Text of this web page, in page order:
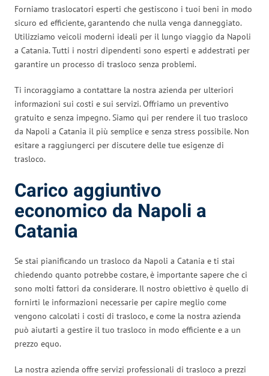
Forniamo traslocatori esperti che gestiscono i tuoi beni in modo
sicuro ed efficiente, garantendo che nulla venga danneggiato.
Utilizziamo veicoli moderni ideali per il lungo viaggio da Napoli
a Catania. Tutti i nostri dipendenti sono esperti e addestrati per
garantire un processo di trasloco senza problemi.
Ti incoraggiamo a contattare la nostra azienda per ulteriori
informazioni sui costi e sui servizi. Offriamo un preventivo
gratuito e senza impegno. Siamo qui per rendere il tuo trasloco
da Napoli a Catania il più semplice e senza stress possibile. Non
esitare a raggiungerci per discutere delle tue esigenze di
trasloco.
Carico aggiuntivo
economico da Napoli a
Catania
Se stai pianificando un trasloco da Napoli a Catania e ti stai
chiedendo quanto potrebbe costare, è importante sapere che ci
sono molti fattori da considerare. Il nostro obiettivo è quello di
fornirti le informazioni necessarie per capire meglio come
vengono calcolati i costi di trasloco, e come la nostra azienda
può aiutarti a gestire il tuo trasloco in modo efficiente e a un
prezzo equo.
La nostra azienda offre servizi professionali di trasloco a prezzi